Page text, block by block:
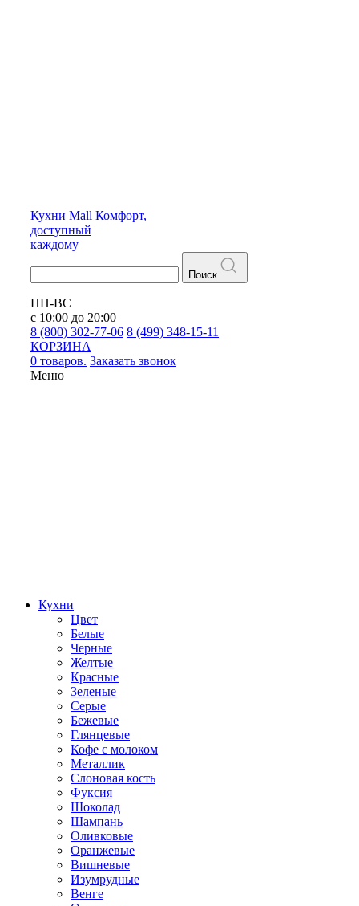
Кухни Mall Комфорт,
доступный
каждому
Поиск
ПН-ВС
с 10:00 до 20:00
8 (800) 302-77-06 8 (499) 348-15-11
КОРЗИНА
0 товаров. Заказать звонок
Меню
Кухни
Цвет
Белые
Черные
Желтые
Красные
Зеленые
Серые
Бежевые
Глянцевые
Кофе с молоком
Металлик
Слоновая кость
Фуксия
Шоколад
Шампань
Оливковые
Оранжевые
Вишневые
Изумрудные
Венге